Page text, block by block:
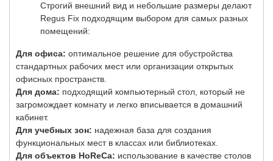
Строгий внешний вид и небольшие размеры делают
Regus Fix подходящим выбором для самых разных
помещений:
Для офиса: оптимальное решение для обустройства
стандартных рабочих мест или организации открытых
офисных пространств.
Для дома: подходящий компьютерный стол, который не
загромождает комнату и легко вписывается в домашний
кабинет.
Для учебных зон: надежная база для создания
функциональных мест в классах или библиотеках.
Для объектов HoReCa: использование в качестве столов